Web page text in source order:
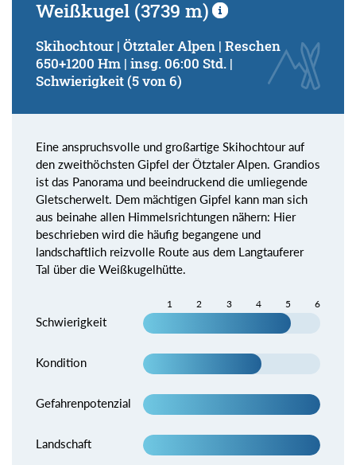
Weißkugel (3739 m)
Skihochtour | Ötztaler Alpen | Reschen
650+1200 Hm | insg. 06:00 Std. |
Schwierigkeit (5 von 6)
Eine anspruchsvolle und großartige Skihochtour auf
den zweithöchsten Gipfel der Ötztaler Alpen. Grandios
ist das Panorama und beeindruckend die umliegende
Gletscherwelt. Dem mächtigen Gipfel kann man sich
aus beinahe allen Himmelsrichtungen nähern: Hier
beschrieben wird die häufig begangene und
landschaftlich reizvolle Route aus dem Langtauferer
Tal über die Weißkugelhütte.
1 2 3 4 5 6
Schwierigkeit
Kondition
Gefahrenpotenzial
Landschaft